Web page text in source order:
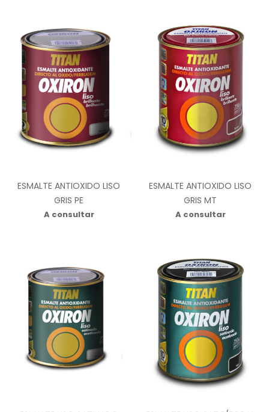
ESMALTE ANTIOXIDO LISO
GRIS PE
A consultar
ESMALTE ANTIOXIDO LISO
GRIS MT
A consultar